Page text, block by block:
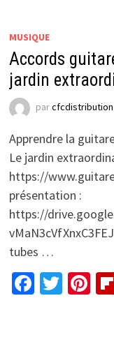
MUSIQUE
Accords
jardin
parcfcdistribution
Apprendre la
Le jardin
https://
présentation :
https://
tubes …